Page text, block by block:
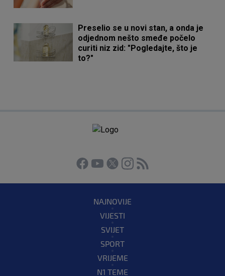
Preselio se u novi stan, a onda je
odjednom nešto smeđe počelo
curiti niz zid: "Pogledajte, što je
to?"
NAJNOVIJE
VIJESTI
SVIJET
SPORT
VRIJEME
N1 TEME